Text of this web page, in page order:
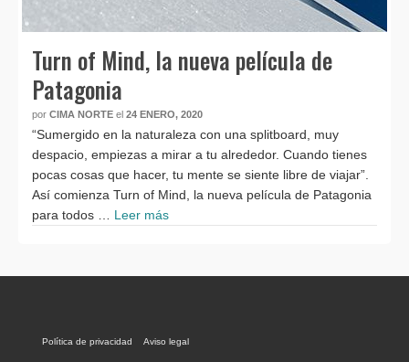
Turn of Mind, la nueva película de
Patagonia
por CIMA NORTE el 24 ENERO, 2020
“Sumergido en la naturaleza con una splitboard, muy
despacio, empiezas a mirar a tu alrededor. Cuando tienes
pocas cosas que hacer, tu mente se siente libre de viajar”.
Así comienza Turn of Mind, la nueva película de Patagonia
para todos … Leer más
Política de privacidad Aviso legal